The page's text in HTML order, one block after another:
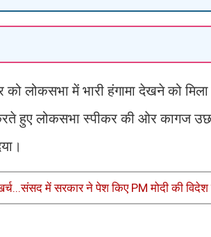
को लोकसभा में भारी हंगामा देखने को
करते हुए लोकसभा स्पीकर की ओर कागज
में सरकार ने पेश किए PM मोदी की